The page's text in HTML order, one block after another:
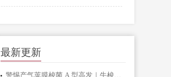
最新更新